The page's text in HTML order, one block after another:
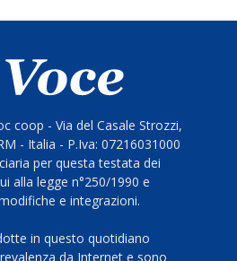
coop - Via del Casale Strozzi,
- Italia - P.Iva: 07216031000
per questa testata dei
alla legge n°250/1990 e
e integrazioni.
in questo quotidiano
da Internet e sono